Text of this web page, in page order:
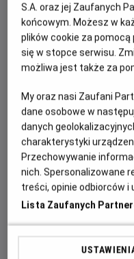
Анна Феріс, Реджина
Двадцять шість років
друзі вперше стали
привида. Рей Уілкінс,
повертаються. На довгі
жити своє життя, яке
Тепер вони стали
в зловісний День всіх
рятуватися від
приєднується й донька
смертоносна лялька
жахливий Санта Клаус.
S.A. oraz jej Zaufanych
końcowym. Możesz w
plików cookie za pomocą
się w stopce serwisu.
możliwa jest także za
My oraz nasi Zaufani
dane osobowe w
danych
charakterystyki
Przechowywanie
nich. Spersonalizowane
treści, opinie odbiorców i
Lista Zaufanych